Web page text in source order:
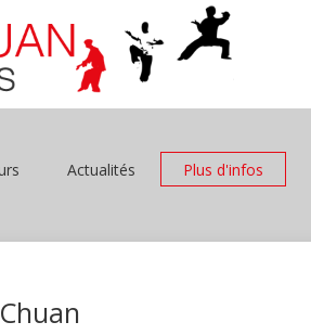
Actualités Plus d'infos